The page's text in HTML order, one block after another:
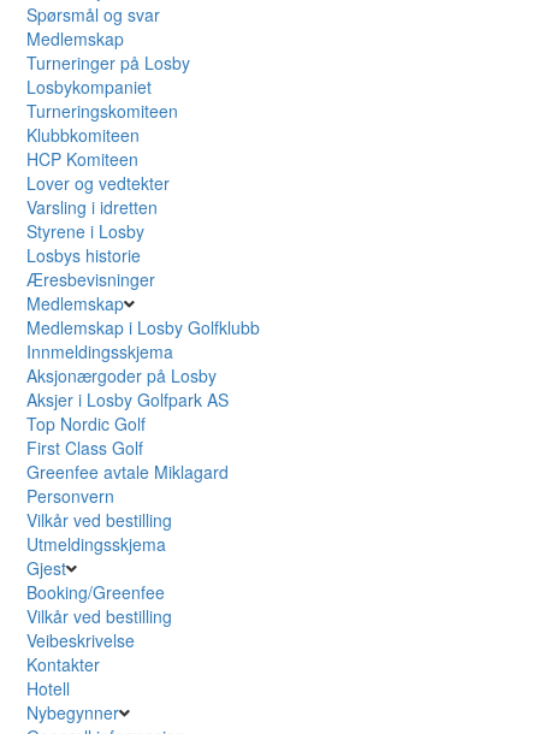
Spørsmål og svar
Medlemskap
Turneringer på Losby
Losbykompaniet
Turneringskomiteen
Klubbkomiteen
HCP Komiteen
Lover og vedtekter
Varsling i idretten
Styrene i Losby
Losbys historie
Æresbevisninger
Medlemskap
Medlemskap i Losby Golfklubb
Innmeldingsskjema
Aksjonærgoder på Losby
Aksjer i Losby Golfpark AS
Top Nordic Golf
First Class Golf
Greenfee avtale Miklagard
Personvern
Vilkår ved bestilling
Utmeldingsskjema
Gjest
Booking/Greenfee
Vilkår ved bestilling
Veibeskrivelse
Kontakter
Hotell
Nybegynner